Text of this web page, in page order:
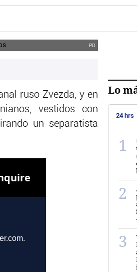
PD
ruso Zvezda, y en
vestidos con
un separatista
Lo
24 hrs